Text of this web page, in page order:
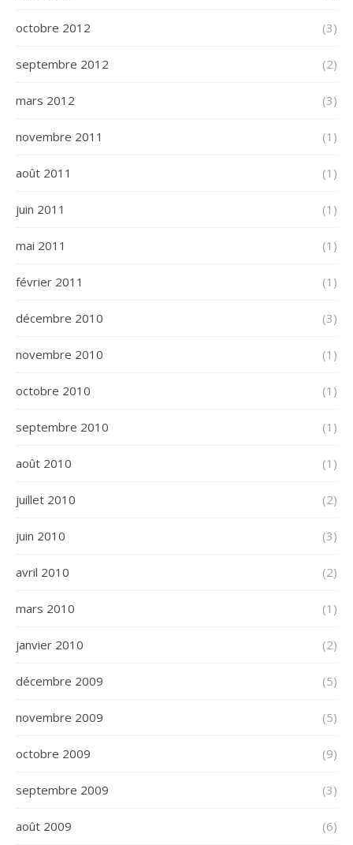
octobre 2012 (3)
septembre 2012 (2)
mars 2012 (3)
novembre 2011 (1)
août 2011 (1)
juin 2011 (1)
mai 2011 (1)
février 2011 (1)
décembre 2010 (3)
novembre 2010 (1)
octobre 2010 (1)
septembre 2010 (1)
août 2010 (1)
juillet 2010 (2)
juin 2010 (3)
avril 2010 (2)
mars 2010 (1)
janvier 2010 (2)
décembre 2009 (5)
novembre 2009 (5)
octobre 2009 (9)
septembre 2009 (3)
août 2009 (6)